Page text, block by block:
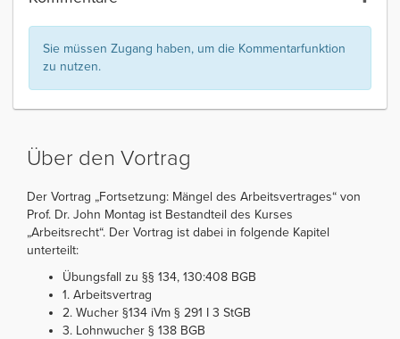
Sie müssen Zugang haben, um die Kommentarfunktion
zu nutzen.
Über den Vortrag
Der Vortrag „Fortsetzung: Mängel des Arbeitsvertrages“ von
Prof. Dr. John Montag ist Bestandteil des Kurses
„Arbeitsrecht“. Der Vortrag ist dabei in folgende Kapitel
unterteilt:
Übungsfall zu §§ 134, 130:408 BGB
1. Arbeitsvertrag
2. Wucher §134 iVm § 291 I 3 StGB
3. Lohnwucher § 138 BGB